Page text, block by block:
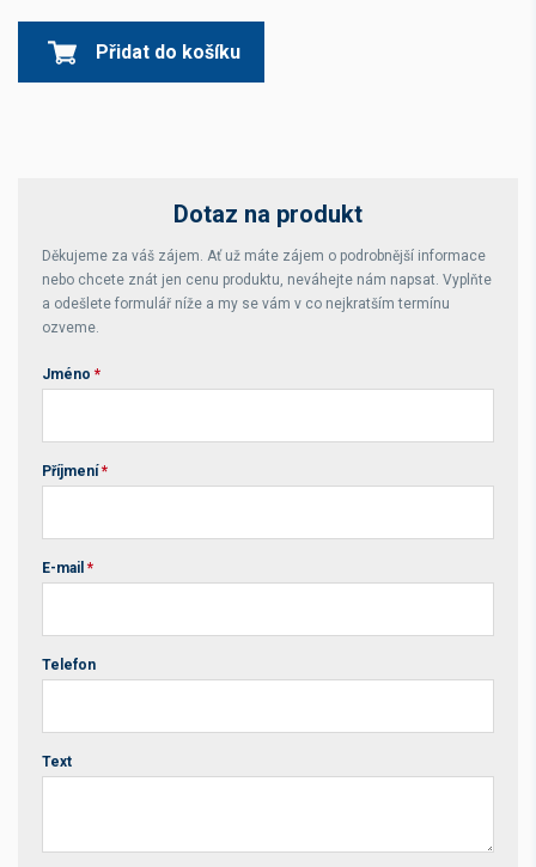
Přidat do košíku
Dotaz na produkt
Děkujeme za váš zájem. Ať už máte zájem o podrobnější informace
nebo chcete znát jen cenu produktu, neváhejte nám napsat. Vyplňte
a odešlete formulář níže a my se vám v co nejkratším termínu
ozveme.
Jméno *
Příjmení *
E-mail *
Telefon
Text